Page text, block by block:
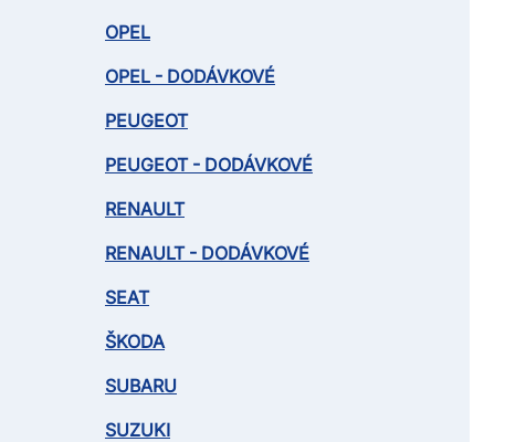
OPEL
OPEL - DODÁVKOVÉ
PEUGEOT
PEUGEOT - DODÁVKOVÉ
RENAULT
RENAULT - DODÁVKOVÉ
SEAT
ŠKODA
SUBARU
SUZUKI